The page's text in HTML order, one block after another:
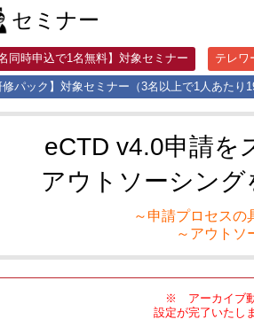
セミナー
名同時申込で1名無料】対象セミナー テレワ
修パック】対象セミナー（3名以上で1人あたり
eCTD v4.0申請を
アウトソーシン
～申請プロセスの
～アウトソ
※ アーカイブ動
設定が完了いたし